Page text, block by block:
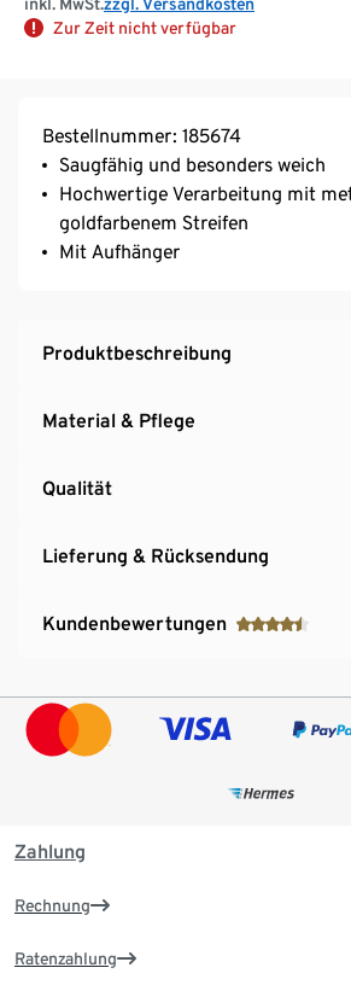
Zur Zeit nicht verfügbar
Bestellnummer: 185674
Saugfähig und besonders weich
Hochwertige Verarbeitung mit
goldfarbenem Streifen
Mit Aufhänger
Produktbeschreibung
Material & Pflege
Qualität
Lieferung & Rücksendung
Kundenbewertungen
Zahlung
Rechnung
Ratenzahlung